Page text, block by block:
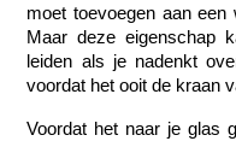
moet toevoegen aan
Maar deze eigenschap
leiden als je nadenkt
voordat het ooit de kraan
Voordat het naar je glas